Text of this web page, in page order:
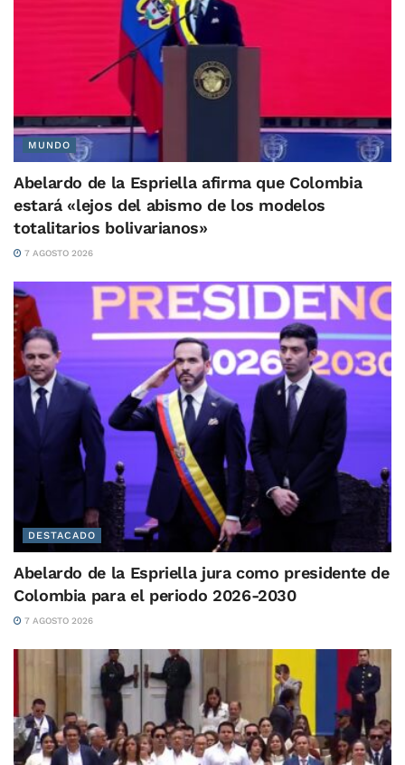
MUNDO
Abelardo de la Espriella afirma que Colombia
estará «lejos del abismo de los modelos
totalitarios bolivarianos»
7 AGOSTO 2026
DESTACADO
Abelardo de la Espriella jura como presidente de
Colombia para el periodo 2026-2030
7 AGOSTO 2026